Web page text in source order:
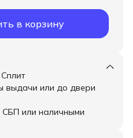
в корзину
выдачи или до двери
или наличными